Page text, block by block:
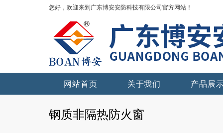
您好，欢迎来到广东博安安防科技有限公司官方网站！
网站首页 关于我们 产品展
钢质非隔热防火窗